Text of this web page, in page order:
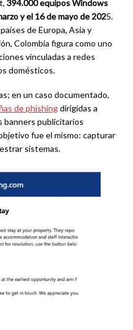
394.000 equipos Windows
y el 16 de mayo de 2025.
de Europa, Asia y
Colombia figura como uno
vinculadas a redes
domésticos.
en un caso documentado,
de phishingdirigidas a
banners publicitarios
fue el mismo: capturar
sistemas.